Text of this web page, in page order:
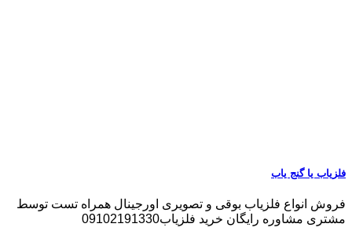
فلزیاب یا گنج یاب
فروش انواع فلزیاب بوقی و تصویری اورجینال همراه تست توسط
مشتری مشاوره رایگان خرید فلزیاب09102191330